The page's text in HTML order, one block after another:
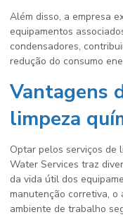
Além disso, a empresa
equipamentos
condensadores,
redução do consumo
Vantagens
limpeza
Optar pelos serviços de
Water Services traz
da vida útil dos
manutenção corretiva, o
ambiente de trabalho